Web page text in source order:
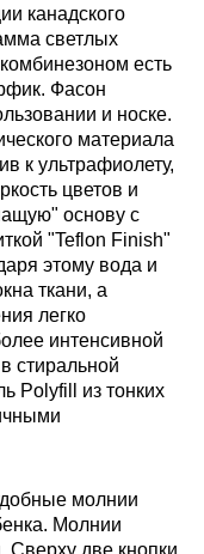
канадского
светлых
есть
Фасон
и носке.
материала
к ультрафиолету,
цветов и
основу с
"Teflon Finish"
этому вода и
ткани, а
легко
интенсивной
стиральной
Polyfill из тонких
молнии
Молнии
две кнопки